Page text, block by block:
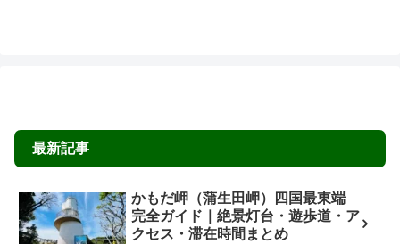
最新記事
かもだ岬（蒲生田岬）四国最東端
完全ガイド｜絶景灯台・遊歩道・ア
クセス・滞在時間まとめ